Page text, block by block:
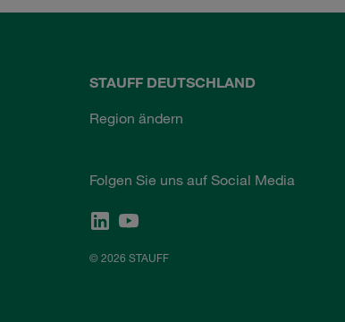
STAUFF DEUTSCHLAND
Region ändern
Folgen Sie uns auf Social Media
© 2026 STAUFF